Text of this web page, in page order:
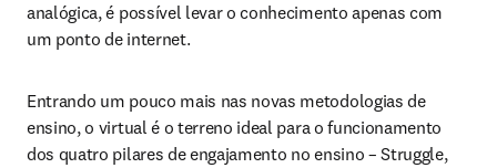
analógica, é possível levar o conhecimento apenas com
um ponto de internet.
Entrando um pouco mais nas novas metodologias de
ensino, o virtual é o terreno ideal para o funcionamento
dos quatro pilares de engajamento no ensino – Struggle,